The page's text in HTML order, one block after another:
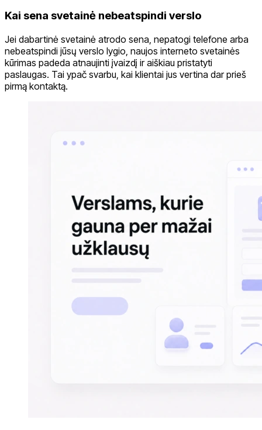
Kai sena svetainė nebeatspindi verslo
Jei dabartinė svetainė atrodo sena, nepatogi telefone arba
nebeatspindi jūsų verslo lygio, naujos interneto svetainės
kūrimas padeda atnaujinti įvaizdį ir aiškiau pristatyti
paslaugas. Tai ypač svarbu, kai klientai jus vertina dar prieš
pirmą kontaktą.